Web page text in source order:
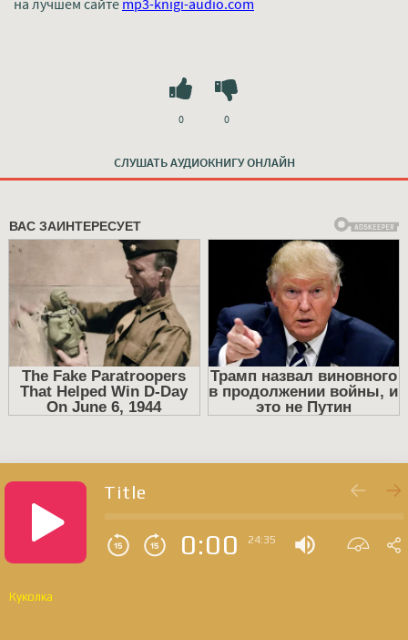
на лучшем сайте mp3-knigi-audio.com
СЛУШАТЬ АУДИОКНИГУ ОНЛАЙН
0 0
Title
0:00 24:35
Куколка